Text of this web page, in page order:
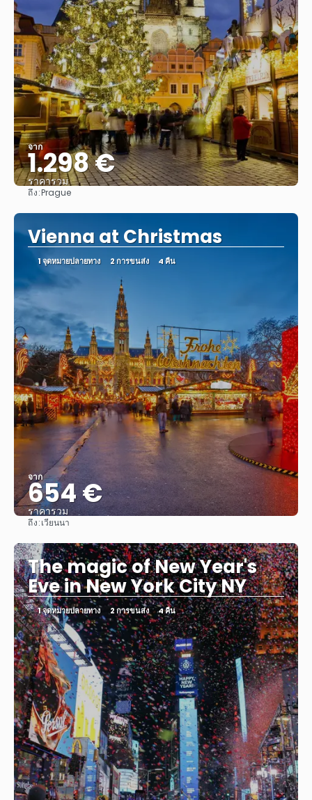
จาก
1.298 €
ราคารวม
ถึง:Prague
Vienna at Christmas
1 จุดหมายปลายทาง 2 การขนส่ง 4 คืน
จาก
654 €
ราคารวม
ถึง:เวียนนา
The magic of New Year's
Eve in New York City NY
1 จุดหมายปลายทาง 2 การขนส่ง 4 คืน